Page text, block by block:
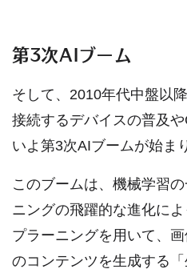
第3次AIブーム
そして、2010年代中盤以
接続するデバイスの普及
いよ第3次AIブームが始ま
このブームは、機械学習
ニングの飛躍的な進化に
プラーニングを用いて、
のコンテンツを生成する